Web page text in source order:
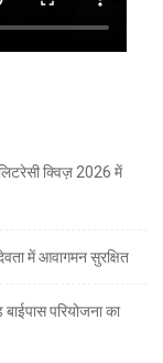
क्विज़ 2026 में
में आवागमन सुरक्षित
परियोजना का